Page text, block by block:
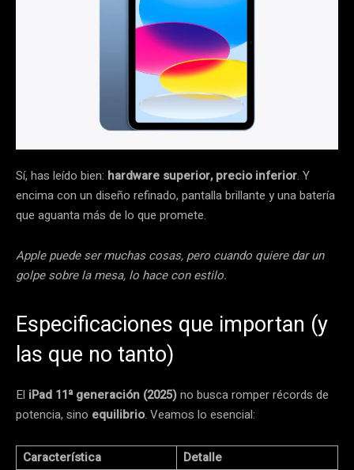
Sí, has leído bien: hardware superior, precio inferior. Y
encima con un diseño refinado, pantalla brillante y una batería
que aguanta más de lo que promete.
Apple puede ser muchas cosas, pero cuando quiere dar un
golpe sobre la mesa, lo hace con estilo.
Especificaciones que importan (y
las que no tanto)
El iPad 11ª generación (2025)no busca romper récords de
potencia, sino equilibrio. Veamos lo esencial:
Característica
Detalle